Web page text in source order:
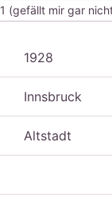
1928
Innsbruck
Altstadt